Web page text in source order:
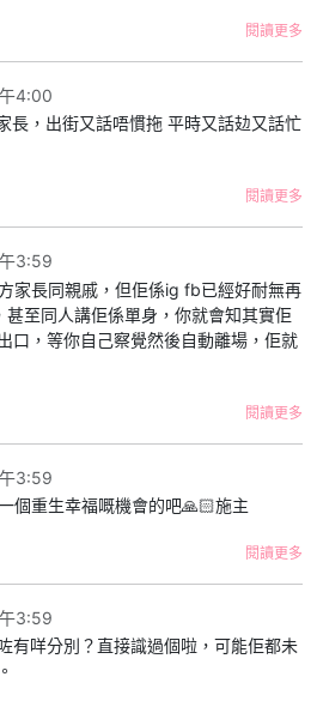
閱讀更多
4:00
長，出街又話唔慣拖 平時又話攰又話忙
閱讀更多
3:59
家長同親戚，但佢係ig fb已經好耐無再
至同人講佢係單身，你就會知其實佢
口，等你自己察覺然後自動離場，佢就
閱讀更多
3:59
個重生幸福嘅機會的吧🙏🏻施主
閱讀更多
3:59
有咩分別？直接識過個啦，可能佢都未